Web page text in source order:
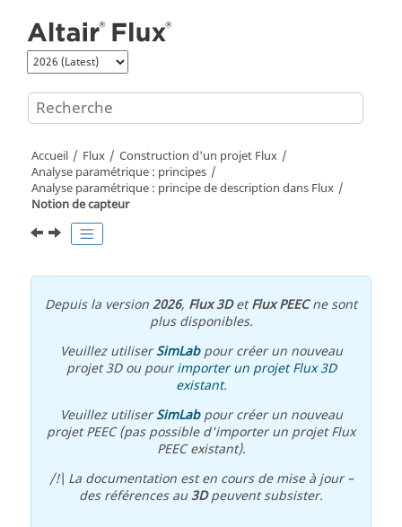
Accueil Flux
Construction d'un projet Flux
Analyse paramétrique : principes
Analyse paramétrique : principe de description dans Flux
Notion de capteur
Depuis la version2026, Flux 3DetFlux PEECne sont
plus disponibles.
Veuillez utiliserSimLabpour créer un nouveau
projet 3D ou pourimporter un projet Flux 3D
existant.
Veuillez utiliserSimLabpour créer un nouveau
projet PEEC (pas possible d'importer un projet Flux
PEEC existant).
/!\ La documentation est en cours de mise à jour –
des références au3Dpeuvent subsister.